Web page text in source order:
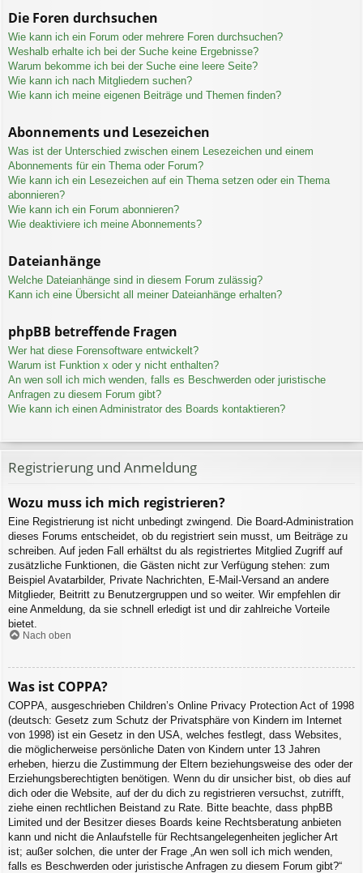
Die Foren durchsuchen
Wie kann ich ein Forum oder mehrere Foren durchsuchen?
Weshalb erhalte ich bei der Suche keine Ergebnisse?
Warum bekomme ich bei der Suche eine leere Seite?
Wie kann ich nach Mitgliedern suchen?
Wie kann ich meine eigenen Beiträge und Themen finden?
Abonnements und Lesezeichen
Was ist der Unterschied zwischen einem Lesezeichen und einem
Abonnements für ein Thema oder Forum?
Wie kann ich ein Lesezeichen auf ein Thema setzen oder ein Thema
abonnieren?
Wie kann ich ein Forum abonnieren?
Wie deaktiviere ich meine Abonnements?
Dateianhänge
Welche Dateianhänge sind in diesem Forum zulässig?
Kann ich eine Übersicht all meiner Dateianhänge erhalten?
phpBB betreffende Fragen
Wer hat diese Forensoftware entwickelt?
Warum ist Funktion x oder y nicht enthalten?
An wen soll ich mich wenden, falls es Beschwerden oder juristische
Anfragen zu diesem Forum gibt?
Wie kann ich einen Administrator des Boards kontaktieren?
Registrierung und Anmeldung
Wozu muss ich mich registrieren?
Eine Registrierung ist nicht unbedingt zwingend. Die Board-Administration
dieses Forums entscheidet, ob du registriert sein musst, um Beiträge zu
schreiben. Auf jeden Fall erhältst du als registriertes Mitglied Zugriff auf
zusätzliche Funktionen, die Gästen nicht zur Verfügung stehen: zum
Beispiel Avatarbilder, Private Nachrichten, E-Mail-Versand an andere
Mitglieder, Beitritt zu Benutzergruppen und so weiter. Wir empfehlen dir
eine Anmeldung, da sie schnell erledigt ist und dir zahlreiche Vorteile
bietet.
Nach oben
Was ist COPPA?
COPPA, ausgeschrieben Children’s Online Privacy Protection Act of 1998
(deutsch: Gesetz zum Schutz der Privatsphäre von Kindern im Internet
von 1998) ist ein Gesetz in den USA, welches festlegt, dass Websites,
die möglicherweise persönliche Daten von Kindern unter 13 Jahren
erheben, hierzu die Zustimmung der Eltern beziehungsweise des oder der
Erziehungsberechtigten benötigen. Wenn du dir unsicher bist, ob dies auf
dich oder die Website, auf der du dich zu registrieren versuchst, zutrifft,
ziehe einen rechtlichen Beistand zu Rate. Bitte beachte, dass phpBB
Limited und der Besitzer dieses Boards keine Rechtsberatung anbieten
kann und nicht die Anlaufstelle für Rechtsangelegenheiten jeglicher Art
ist; außer solchen, die unter der Frage „An wen soll ich mich wenden,
falls es Beschwerden oder juristische Anfragen zu diesem Forum gibt?“